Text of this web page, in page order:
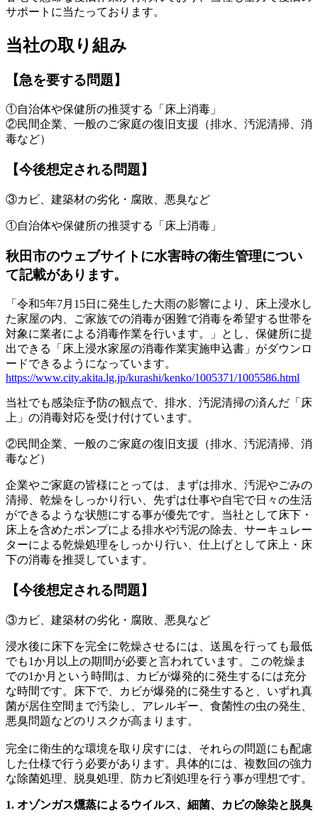
サポートに当たっております。
当社の取り組み
【急を要する問題】
①自治体や保健所の推奨する「床上消毒」
②民間企業、一般のご家庭の復旧支援（排水、汚泥清掃、消
毒など）
【今後想定される問題】
③カビ、建築材の劣化・腐敗、悪臭など
①自治体や保健所の推奨する「床上消毒」
秋田市のウェブサイトに水害時の衛生管理につい
て記載があります。
「令和5年7月15日に発生した大雨の影響により、床上浸水し
た家屋の内、ご家族での消毒が困難で消毒を希望する世帯を
対象に業者による消毒作業を行います。」とし、保健所に提
出できる「床上浸水家屋の消毒作業実施申込書」がダウンロ
ードできるようになっています。
https://www.city.akita.lg.jp/kurashi/kenko/1005371/1005586.html
当社でも感染症予防の観点で、排水、汚泥清掃の済んだ「床
上」の消毒対応を受け付けています。
②民間企業、一般のご家庭の復旧支援（排水、汚泥清掃、消
毒など）
企業やご家庭の皆様にとっては、まずは排水、汚泥やごみの
清掃、乾燥をしっかり行い、先ずは仕事や自宅で日々の生活
ができるような状態にする事が優先です。当社として床下・
床上を含めたポンプによる排水や汚泥の除去、サーキュレー
ターによる乾燥処理をしっかり行い、仕上げとして床上・床
下の消毒を推奨しています。
【今後想定される問題】
③カビ、建築材の劣化・腐敗、悪臭など
浸水後に床下を完全に乾燥させるには、送風を行っても最低
でも1か月以上の期間が必要と言われています。この乾燥ま
での1か月という時間は、カビが爆発的に発生するには充分
な時間です。床下で、カビが爆発的に発生すると、いずれ真
菌が居住空間まで汚染し、アレルギー、食菌性の虫の発生、
悪臭問題などのリスクが高まります。
完全に衛生的な環境を取り戻すには、それらの問題にも配慮
した仕様で行う必要があります。具体的には、複数回の強力
な除菌処理、脱臭処理、防カビ剤処理を行う事が理想です。
1. オゾンガス燻蒸によるウイルス、細菌、カビの除染と脱臭